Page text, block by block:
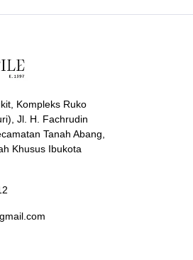
Kompleks Ruko
Jl. H. Fachrudin
Tanah Abang,
Khusus Ibukota